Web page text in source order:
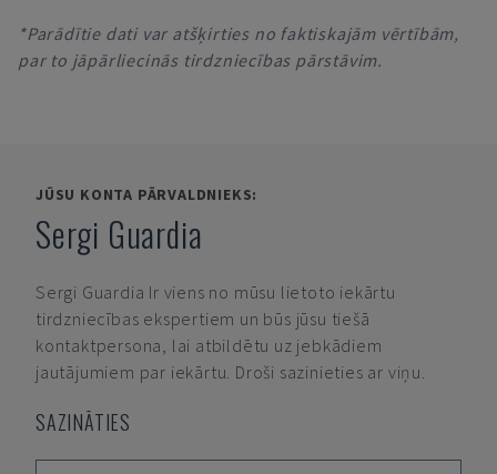
*Parādītie dati var atšķirties no faktiskajām vērtībām,
par to jāpārliecinās tirdzniecības pārstāvim.
JŪSU KONTA PĀRVALDNIEKS:
Sergi Guardia
Sergi Guardia Ir viens no mūsu lietoto iekārtu
tirdzniecības ekspertiem un būs jūsu tiešā
kontaktpersona, lai atbildētu uz jebkādiem
jautājumiem par iekārtu. Droši sazinieties ar viņu.
SAZINĀTIES